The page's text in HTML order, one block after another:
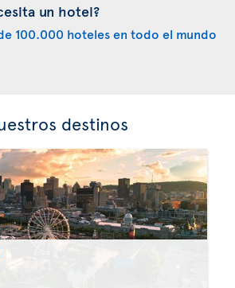
un hotel?
100.000 hoteles en todo el mundo
destinos